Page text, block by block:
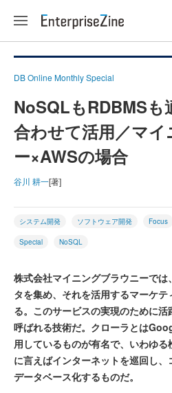
DB Online Monthly Special
NoSQLもRDBMSも
合わせて活用／マ
ー×AWSの場合
谷川 耕一[著]
システム開発 ソフトウェア開発 Focus
Special NoSQL
株式会社マイニングブラウニーで
タを集め、それを活用するマーケ
る。このサービスの実現のために
呼ばれる技術だ。クローラとは
用しているものが有名で、いわゆ
に言えばインターネットを巡回し
データベース化するものだ。